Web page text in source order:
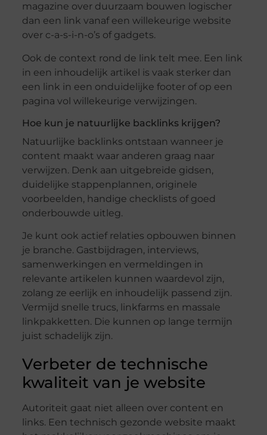
magazine over duurzaam bouwen logischer
dan een link vanaf een willekeurige website
over c-a-s-i-n-o’s of gadgets.
Ook de context rond de link telt mee. Een link
in een inhoudelijk artikel is vaak sterker dan
een link in een onduidelijke footer of op een
pagina vol willekeurige verwijzingen.
Hoe kun je natuurlijke backlinks krijgen?
Natuurlijke backlinks ontstaan wanneer je
content maakt waar anderen graag naar
verwijzen. Denk aan uitgebreide gidsen,
duidelijke stappenplannen, originele
voorbeelden, handige checklists of goed
onderbouwde uitleg.
Je kunt ook actief relaties opbouwen binnen
je branche. Gastbijdragen, interviews,
samenwerkingen en vermeldingen in
relevante artikelen kunnen waardevol zijn,
zolang ze eerlijk en inhoudelijk passend zijn.
Vermijd snelle trucs, linkfarms en massale
linkpakketten. Die kunnen op lange termijn
juist schadelijk zijn.
Verbeter de technische
kwaliteit van je website
Autoriteit gaat niet alleen over content en
links. Een technisch gezonde website maakt